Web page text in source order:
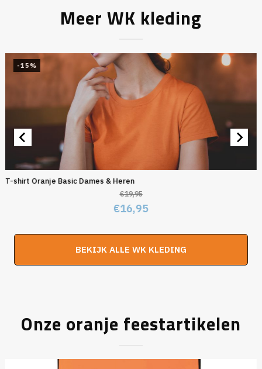
Meer WK kleding
-15%
T-shirt Oranje Basic Dames & Heren
€19,95
Oorspronkelijke
€16,95Huidige
BEKIJK ALLE WK KLEDING
Onze oranje feestartikelen